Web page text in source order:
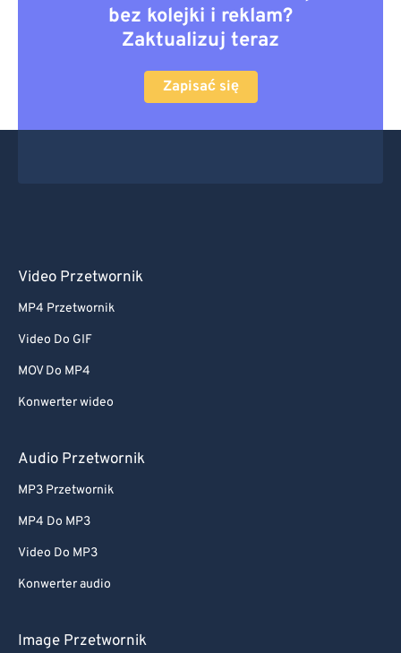
bez kolejki i reklam?
Zaktualizuj teraz
Zapisać się
Video Przetwornik
MP4 Przetwornik
Video Do GIF
MOV Do MP4
Konwerter wideo
Audio Przetwornik
MP3 Przetwornik
MP4 Do MP3
Video Do MP3
Konwerter audio
Image Przetwornik